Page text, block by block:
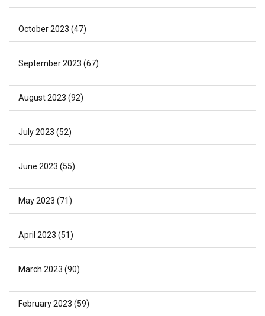
October 2023 (47)
September 2023 (67)
August 2023 (92)
July 2023 (52)
June 2023 (55)
May 2023 (71)
April 2023 (51)
March 2023 (90)
February 2023 (59)